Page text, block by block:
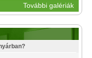
További galériák